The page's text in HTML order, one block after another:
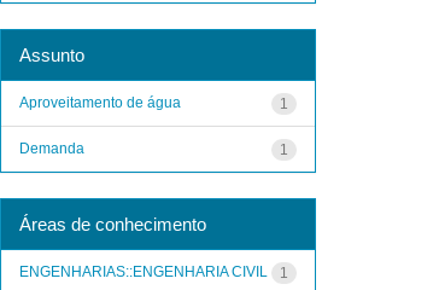
Assunto
1
Aproveitamento de água
1
Demanda
Áreas de conhecimento
1
ENGENHARIAS::ENGENHARIA CIVIL